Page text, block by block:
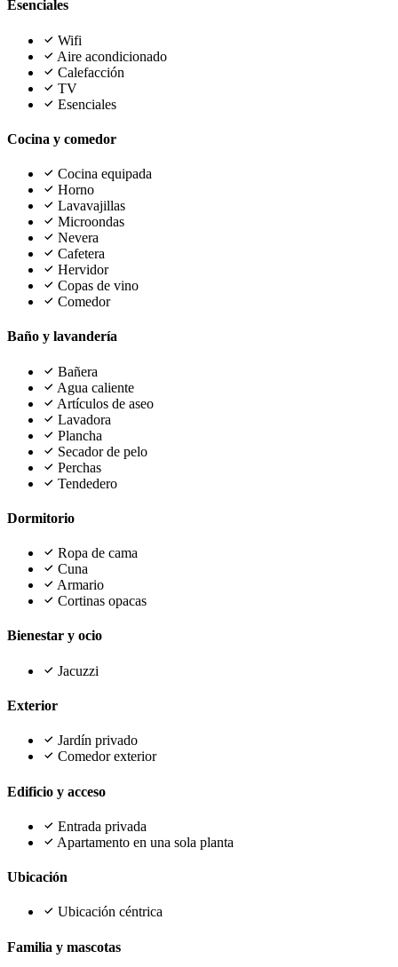
Esenciales
Wifi
Aire acondicionado
Calefacción
TV
Esenciales
Cocina y comedor
Cocina equipada
Horno
Lavavajillas
Microondas
Nevera
Cafetera
Hervidor
Copas de vino
Comedor
Baño y lavandería
Bañera
Agua caliente
Artículos de aseo
Lavadora
Plancha
Secador de pelo
Perchas
Tendedero
Dormitorio
Ropa de cama
Cuna
Armario
Cortinas opacas
Bienestar y ocio
Jacuzzi
Exterior
Jardín privado
Comedor exterior
Edificio y acceso
Entrada privada
Apartamento en una sola planta
Ubicación
Ubicación céntrica
Familia y mascotas